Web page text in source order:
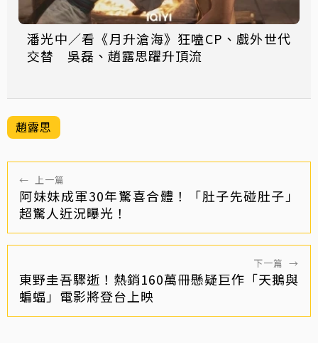
潘光中／看《月升滄海》狂嗑CP、戲外世代
交替 吳磊、趙露思躍升頂流
趙露思
← 上一篇
阿妹妹成軍30年驚喜合體！「肚子先碰肚子」
超驚人近況曝光！
下一篇 →
東野圭吾驟逝！熱銷160萬冊懸疑巨作「天鵝與
蝙蝠」電影將登台上映